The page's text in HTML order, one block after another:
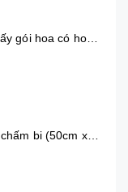
Kiếng cuộn Hàn Quốc chấm bi (50cm x 10m)